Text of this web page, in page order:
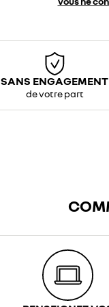
SANS ENGAGEMENT
de votre part